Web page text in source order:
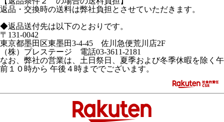
返品・交換時の送料は弊社負担とさせていただきます。
◆返品送付先は以下のとおりです。
〒131-0042
東京都墨田区東墨田3-4-45 佐川急便荒川店2F
（株）プレステージ 電話03-3611-2181
なお、弊社の営業は、土日祭日、夏季および冬季休暇を除く午
前１０時から 午後４時まででございます。